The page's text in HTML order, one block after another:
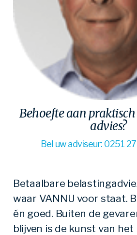
Behoefte aan
advies?
Bel uw adviseur: 0251
Betaalbare
waar VANNU voor staat.
én goed. Buiten de
blijven is de kunst van het